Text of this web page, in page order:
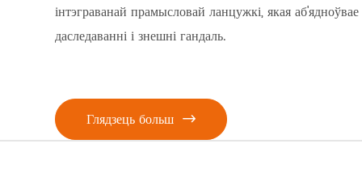
інтэграванай прамысловай ланцужкі, якая
даследаванні і знешні гандаль.

інтэграванай прамысловай ланцужкі, якая
даследаванні і знешні гандаль.
Глядзець больш 
інтэграванай прамысловай ланцужкі, якая
даследаванні і знешні гандаль.
